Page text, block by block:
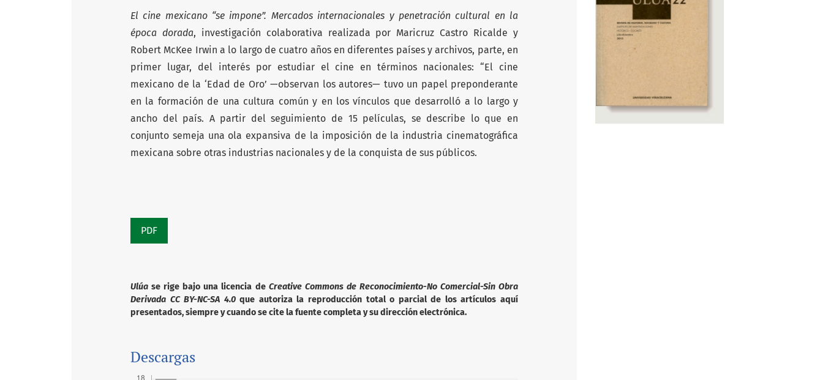
El cine mexicano “se impone”. Mercados internacionales y penetración cultural en la
época dorada, investigación colaborativa realizada por Maricruz Castro Ricalde y
Robert McKee Irwin a lo largo de cuatro años en diferentes países y archivos, parte, en
primer lugar, del interés por estudiar el cine en términos nacionales: “El cine
mexicano de la ‘Edad de Oro’ —observan los autores— tuvo un papel preponderante
en la formación de una cultura común y en los vínculos que desarrolló a lo largo y
ancho del país. A partir del seguimiento de 15 películas, se describe lo que en
conjunto semeja una ola expansiva de la imposición de la industria cinematográfica
mexicana sobre otras industrias nacionales y de la conquista de sus públicos.
PDF
Ulúa se rige bajo una licencia de Creative Commons de Reconocimiento-No Comercial-Sin Obra
Derivada CC BY-NC-SA 4.0que autoriza la reproducción total o parcial de los artículos aquí
presentados, siempre y cuando se cite la fuente completa y su dirección electrónica.
Descargas